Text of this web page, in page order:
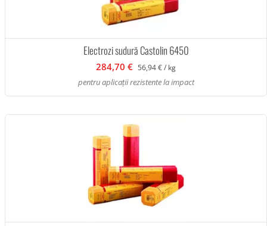
Electrozi sudură Castolin 6450
284,70 € 56,94 € / kg
pentru aplicații rezistente la impact